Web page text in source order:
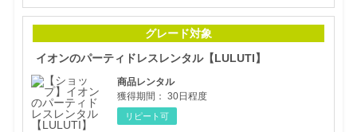
グレード対象
イオンのパーティドレスレンタル【LULUTI】
商品レンタル
獲得期間： 30日程度
リピート可